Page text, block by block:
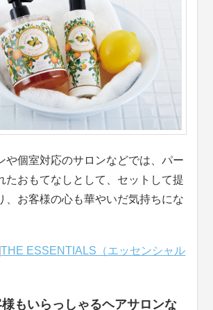
や個室対応のサロンなどでは、パー
たおもてなしとして、セットして提
、お客様の心も華やいだ気持ちにな
THE ESSENTIALS（エッセンシャル
もいらっしゃるヘアサロンな